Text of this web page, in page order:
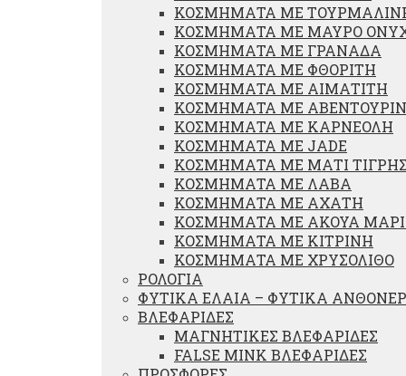
ΚΟΣΜΗΜΑΤΑ ΜΕ
ΚΟΣΜΗΜΑΤΑ ΜΕ ΜΑΥΡΟ
ΚΟΣΜΗΜΑΤΑ ΜΕ ΓΡΑΝΑΔΑ
ΚΟΣΜΗΜΑΤΑ ΜΕ ΦΘΟΡΙΤΗ
ΚΟΣΜΗΜΑΤΑ ΜΕ ΑΙΜΑΤΙΤΗ
ΚΟΣΜΗΜΑΤΑ ΜΕ
ΚΟΣΜΗΜΑΤΑ ΜΕ ΚΑΡΝΕΟΛΗ
ΚΟΣΜΗΜΑΤΑ ΜΕ JADE
ΚΟΣΜΗΜΑΤΑ ΜΕ ΜΑΤΙ ΤΙΓΡΗΣ
ΚΟΣΜΗΜΑΤΑ ΜΕ ΛΑΒΑ
ΚΟΣΜΗΜΑΤΑ ΜΕ ΑΧΑΤΗ
ΚΟΣΜΗΜΑΤΑ ΜΕ ΑΚΟΥΑ
ΚΟΣΜΗΜΑΤΑ ΜΕ ΚΙΤΡΙΝΗ
ΚΟΣΜΗΜΑΤΑ ΜΕ ΧΡΥΣΟΛΙΘΟ
ΡΟΛΟΓΙΑ
ΦΥΤΙΚΑ ΕΛΑΙΑ – ΦΥΤΙΚΑ
ΒΛΕΦΑΡΙΔΕΣ
ΜΑΓΝΗΤΙΚΕΣ ΒΛΕΦΑΡΙΔΕΣ
FALSE MINK ΒΛΕΦΑΡΙΔΕΣ